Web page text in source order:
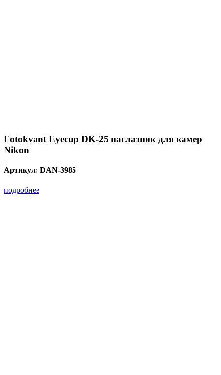
Fotokvant Eyecup DK-25 наглазник для камер
Nikon
Артикул: DAN-3985
подробнее